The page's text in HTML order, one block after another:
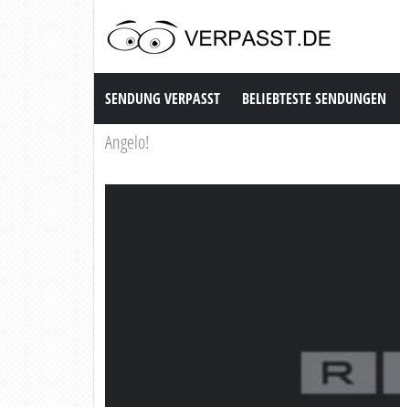
Sendung Verpasst
SENDUNG VERPASST BELIEBTESTE SENDUNGEN
Angelo!